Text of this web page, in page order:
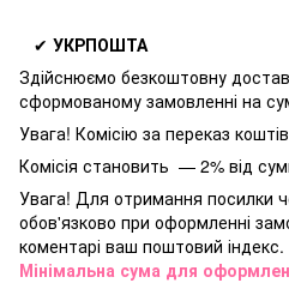
✔ УКРПОШТА
Здійснюємо безкоштовну
сформованому замовленні на
Увага! Комісію за переказ
Комісія становить — 2% від
Увага! Для отримання посилки
обов'язково при оформленні
коментарі ваш поштовий індекс.
Мінімальна сума для